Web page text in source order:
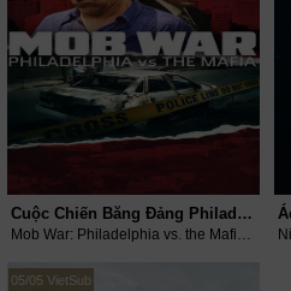
Cuộc Chiến Băng Đảng Philadelphia
Mob War: Philadelphia vs. the Mafia (2025)
05/05 VietSub